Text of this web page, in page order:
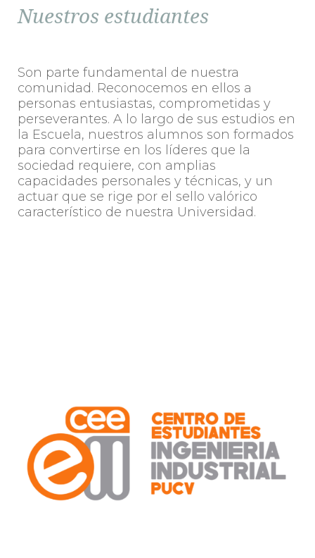
Nuestros estudiantes
Son parte fundamental de nuestra
comunidad. Reconocemos en ellos a
personas entusiastas, comprometidas y
perseverantes. A lo largo de sus estudios en
la Escuela, nuestros alumnos son formados
para convertirse en los líderes que la
sociedad requiere, con amplias
capacidades personales y técnicas, y un
actuar que se rige por el sello valórico
característico de nuestra Universidad.